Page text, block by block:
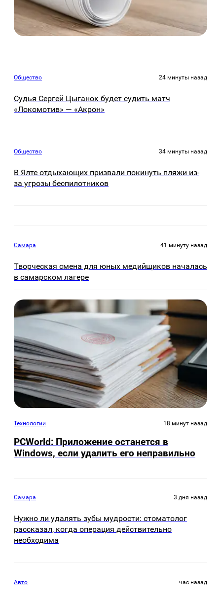
Общество 24 минуты назад
Судья Сергей Цыганок будет судить матч
«Локомотив» — «Акрон»
Общество 34 минуты назад
В Ялте отдыхающих призвали покинуть пляжи из-
за угрозы беспилотников
Самара 41 минуту назад
Творческая смена для юных медийщиков началась
в самарском лагере
Технологии 18 минут назад
PCWorld: Приложение останется в
Windows, если удалить его неправильно
Самара 3 дня назад
Нужно ли удалять зубы мудрости: стоматолог
рассказал, когда операция действительно
необходима
Авто час назад